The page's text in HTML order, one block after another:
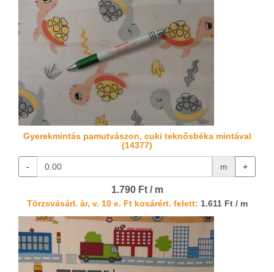
Gyerekmintás pamutvászon, cuki teknősbéka mintával
(14377)
- m +
1.790 Ft / m
Törzsvásárl. ár, v. 10 e. Ft kosárért. felett: 1.611 Ft / m